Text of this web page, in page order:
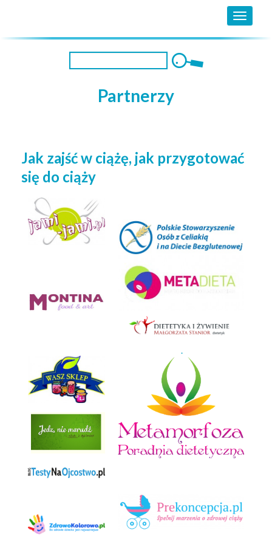
MENU
Partnerzy
Jak zajść w ciążę, jak przygotować
się do ciąży
.